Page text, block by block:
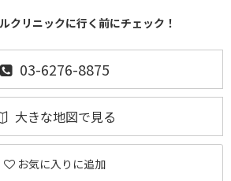
クリニックに行く前にチェック！
03-6276-8875
大きな地図で見る
お気に入りに追加